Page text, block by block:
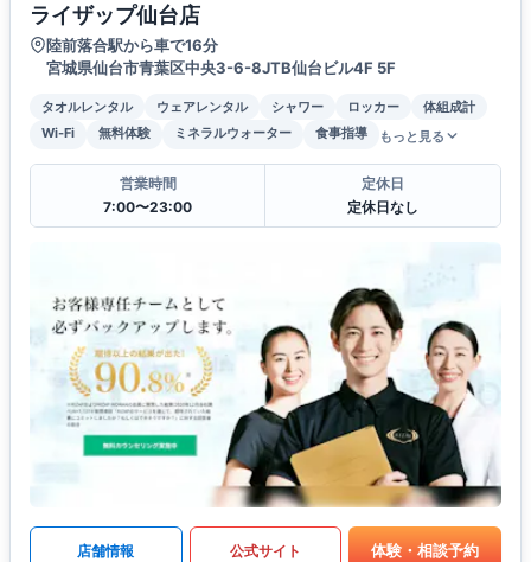
ライザップ仙台店
陸前落合駅から車で16分
宮城県仙台市青葉区中央3-6-8JTB仙台ビル4F 5F
タオルレンタル ウェアレンタル シャワー ロッカー
体組成計
Wi-Fi
無料体験 ミネラルウォーター 食事指導 もっと見る
営業時間
7:00〜23:00
定休日
定休日なし
店舗情報 公式サイト 体験・相談予約